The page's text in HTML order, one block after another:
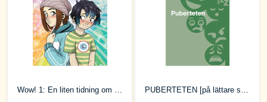
Wow! 1: En liten tidning om stora frågor [skoltidning] PUBERTETEN [på lättare svenska]